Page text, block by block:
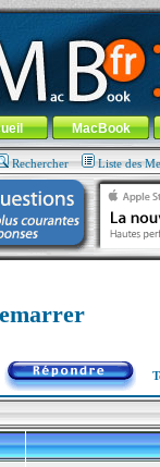
Apple... 100% nomade !
Aller au menu général
MacBook
Rechercher Liste des